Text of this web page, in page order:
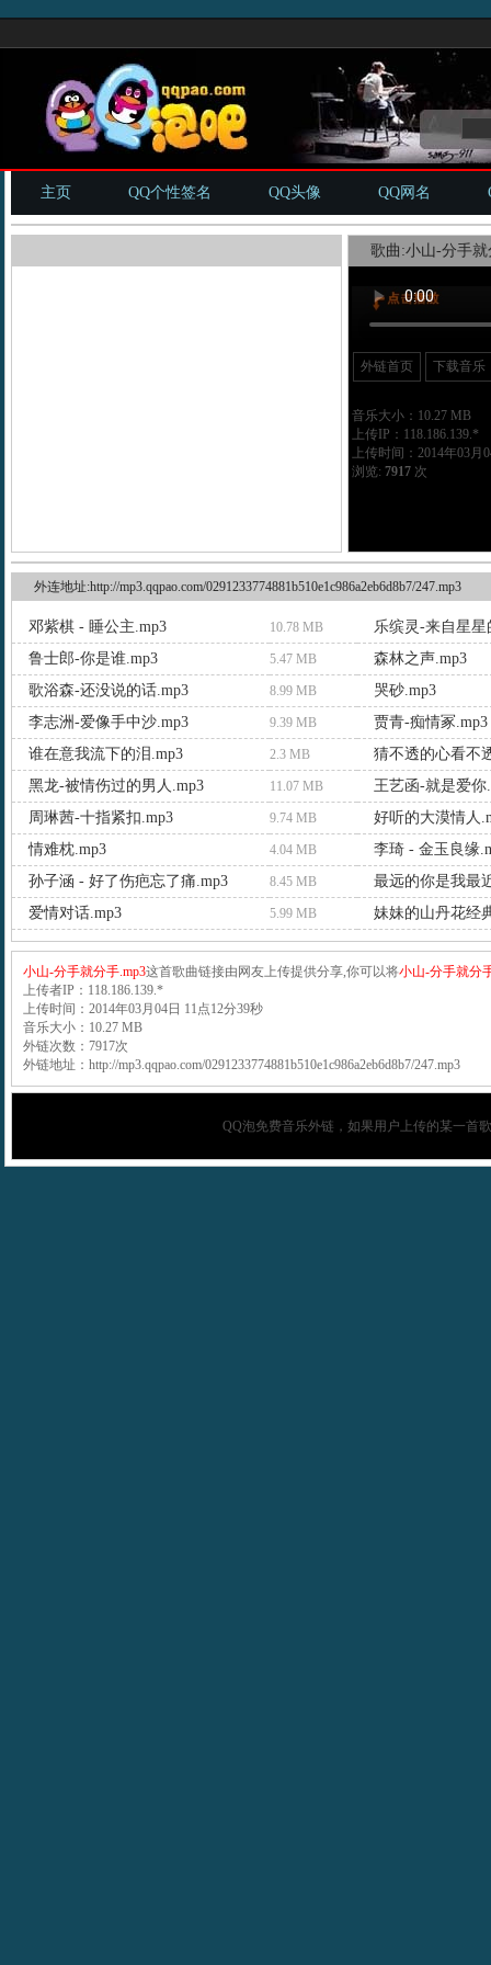
主页 QQ个性签名 QQ头像 QQ网名
歌曲:小山-分手就
外链首页 下载音乐
音乐大小：10.27 MB
上传IP：118.186.139.*
上传时间：2014年03月
浏览: 7917次
外连地址:http://mp3.qqpao.com/0291233774881b510e1c986a2eb6d8b7/247.mp3
邓紫棋 - 睡公主.mp3 10.78 MB
乐缤灵-来自星星
鲁士郎-你是谁.mp3
5.47 MB
森林之声.mp3
歌浴森-还没说的话.mp3
8.99 MB
哭砂.mp3
李志洲-爱像手中沙.mp3
9.39 MB
贾青-痴情冢.mp3
谁在意我流下的泪.mp3
2.3 MB
黑龙-被情伤过的男人.mp3 11.07 MB
王艺函-就是爱你
周琳茜-十指紧扣.mp3
9.74 MB
好听的大漠情人
情难枕.mp3
4.04 MB
李琦 - 金玉良缘
孙子涵 - 好了伤疤忘了痛.mp3
8.45 MB
最远的你是我最
爱情对话.mp3
5.99 MB 妹妹的山丹花经
小山-分手就分手.mp3这首歌曲链接由网友上传提供分享,你可以将小山-分手就分
上传者IP：118.186.139.*
上传时间：2014年03月04日 11点12分39秒
音乐大小：10.27 MB
外链次数：7917次
外链地址：http://mp3.qqpao.com/0291233774881b510e1c986a2eb6d8b7/247.mp3
QQ泡免费音乐外链，如果用户上传的某一首